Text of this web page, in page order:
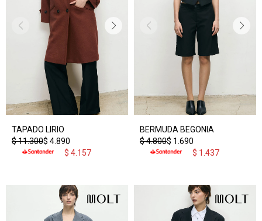
TAPADO LIRIO
$ 4.890
$11.300
$ 4.157
BERMUDA BEGONIA
$ 1.690
$4.800
$ 1.437